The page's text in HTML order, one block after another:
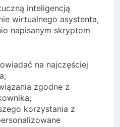
inteligencją
wirtualnego asystenta,
napisanym skryptom
na najczęściej
zgodne z
korzystania z